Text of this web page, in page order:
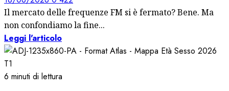
Il mercato delle frequenze FM si è fermato? Bene. Ma
non confondiamo la fine...
Leggi l'articolo
6 minuti di lettura